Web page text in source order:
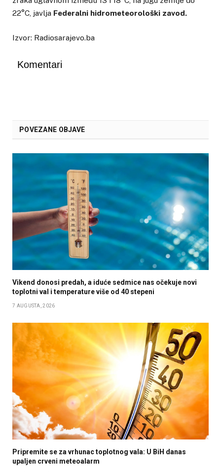
22°C, javlja Federalni hidrometeorološki zavod.
Izvor: Radiosarajevo.ba
Komentari
POVEZANE OBJAVE
Vikend donosi predah, a iduće sedmice nas očekuje novi
toplotni val i temperature više od 40 stepeni
7 AUGUSTA, 2026
Pripremite se za vrhunac toplotnog vala: U BiH danas
upaljen crveni meteoalarm